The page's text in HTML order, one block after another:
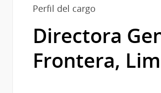
Perfil del cargo
Directora
Frontera,